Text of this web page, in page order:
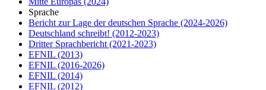
Sprache
Bericht zur Lage der deutschen Sprache (2024-2026)
Deutschland schreibt! (2012-2023)
Dritter Sprachbericht (2021-2023)
EFNIL (2013)
EFNIL (2016-2026)
EFNIL (2014)
EFNIL (2012)